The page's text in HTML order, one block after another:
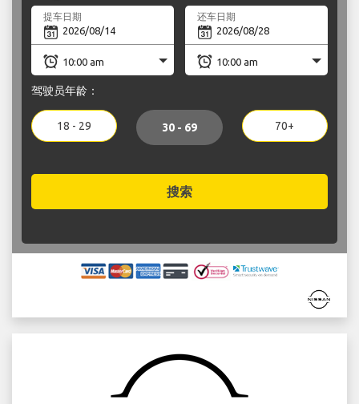
提车日期 还车日期
驾驶员年龄：
18 - 29 30 - 69 70+
搜索